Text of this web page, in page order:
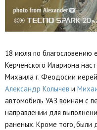
18 июля по благословению
Керченского Илариона
Михаила г. Феодосии
Александр Колычев и
автомобиль УАЗ воинам с
направлении для
раненых. Кроме того, были